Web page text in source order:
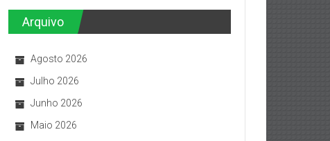
Arquivo
Agosto 2026
Julho 2026
Junho 2026
Maio 2026